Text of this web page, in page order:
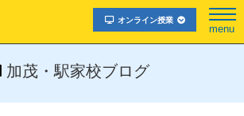
オンライン授業
menu
加茂・駅家校ブログ